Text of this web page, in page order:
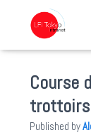
Course
trottoirs
Published by